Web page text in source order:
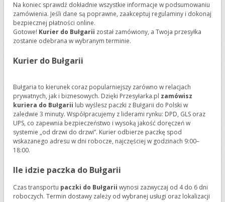
Na koniec sprawdź dokładnie wszystkie informacje w podsumowaniu
zamówienia. Jeśli dane są poprawne, zaakceptuj regulaminy i dokonaj
bezpiecznej płatności online.
Gotowe! Kurier do Bułgarii został zamówiony, a Twoja przesyłka
zostanie odebrana w wybranym terminie.
Kurier do Bułgarii
Bułgaria to kierunek coraz popularniejszy zarówno w relacjach
prywatnych, jak i biznesowych. Dzięki Przesyłarka.pl zamówisz
kuriera do Bułgarii lub wyślesz paczki z Bułgarii do Polski w
zaledwie 3 minuty. Współpracujemy z liderami rynku: DPD, GLS oraz
UPS, co zapewnia bezpieczeństwo i wysoką jakość doręczeń w
systemie „od drzwi do drzwi”. Kurier odbierze paczkę spod
wskazanego adresu w dni robocze, najczęściej w godzinach 9:00–
18:00.
Ile idzie paczka do Bułgarii
Czas transportu paczki do Bułgarii wynosi zazwyczaj od 4 do 6 dni
roboczych. Termin dostawy zależy od wybranej usługi oraz lokalizacji